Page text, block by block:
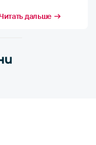
страховых
дальше